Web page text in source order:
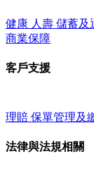
健康 人壽 儲蓄及
商業保障
客戶支援
理賠 保單管理及
法律與法規相關